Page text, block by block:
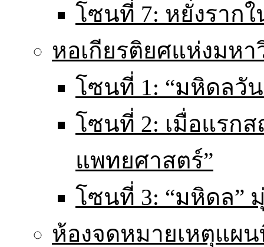
โซนที่ 7: หยั่งราก
หอเกียรติยศแห่งมห
โซนที่ 1: “มหิดลวั
โซนที่ 2: เมื่อแรก
แพทยศาสตร์”
โซนที่ 3: “มหิดล”
ห้องจดหมายเหตุแผ